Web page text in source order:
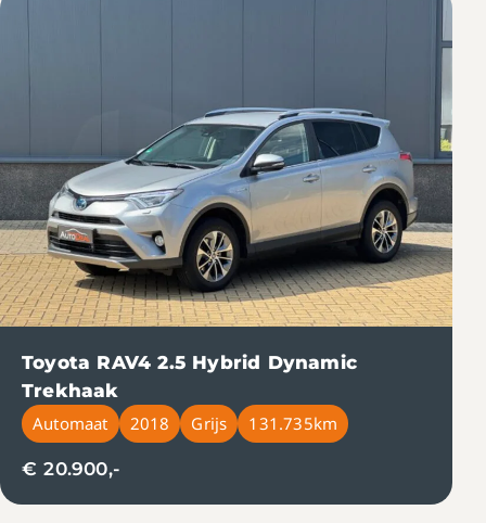
Toyota RAV4 2.5 Hybrid Dynamic
Trekhaak
Automaat
2018 Grijs 131.735km
€ 20.900,-